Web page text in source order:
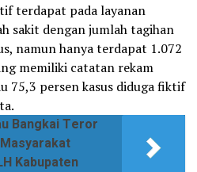
terdapat pada layanan
sakit dengan jumlah tagihan
namun hanya terdapat 1.072
memiliki catatan rekam
75,3 persen kasus diduga fiktif
Bangkai Teror
Kabupaten